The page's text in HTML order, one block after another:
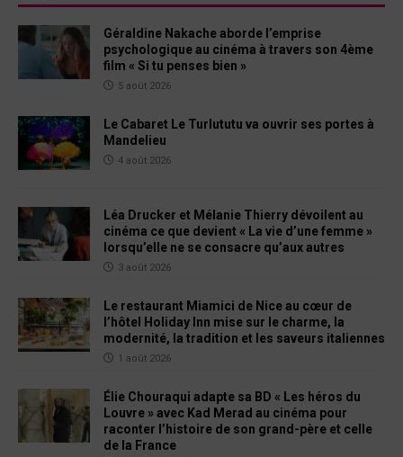
Géraldine Nakache aborde l’emprise
psychologique au cinéma à travers son 4ème
film « Si tu penses bien »
5 août 2026
Le Cabaret Le Turlututu va ouvrir ses portes à
Mandelieu
4 août 2026
Léa Drucker et Mélanie Thierry dévoilent au
cinéma ce que devient « La vie d’une femme »
lorsqu’elle ne se consacre qu’aux autres
3 août 2026
Le restaurant Miamici de Nice au cœur de
l’hôtel Holiday Inn mise sur le charme, la
modernité, la tradition et les saveurs italiennes
1 août 2026
Élie Chouraqui adapte sa BD « Les héros du
Louvre » avec Kad Merad au cinéma pour
raconter l’histoire de son grand-père et celle
de la France